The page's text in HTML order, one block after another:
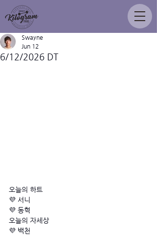
6/12/2026 DT
Swayne
Jun 12
오늘의 하트
💜 서니
💜 동혁
오늘의 자세상
💜 백천